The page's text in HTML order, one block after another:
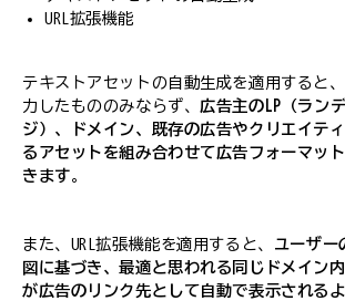
URL拡張機能
テキストアセットの自動生成を適用すると
力したもののみならず、 広告主のLP（ラン
ジ）、ドメイン、既存の広告やクリエイテ
るアセットを組み合わせて広告フォーマッ
きます。
また、URL拡張機能を適用すると、 ユーザー
図に基づき、最適と思われる同じドメイン
が広告のリンク先として自動で表示される